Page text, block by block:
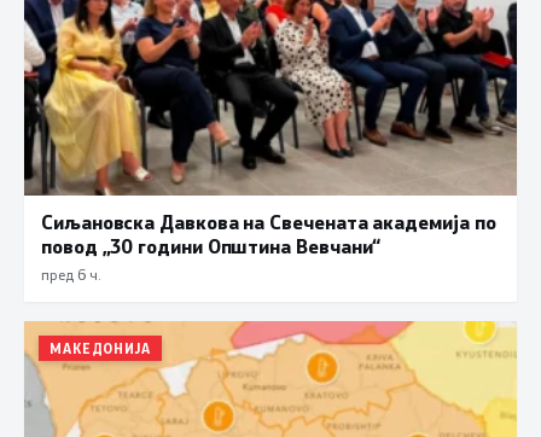
Сиљановска Давкова на Свечената академија по
повод „30 години Општина Вевчани“
пред 6 ч.
МАКЕДОНИЈА